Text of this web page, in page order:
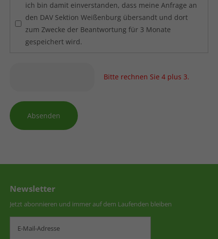
ich bin damit einverstanden, dass meine Anfrage an
den DAV Sektion Weißenburg übersandt und dort
zum Zwecke der Beantwortung für 3 Monate
gespeichert wird.
Bitte rechnen Sie 4 plus 3.
Absenden
Newsletter
Jetzt abonnieren und immer auf dem Laufenden bleiben